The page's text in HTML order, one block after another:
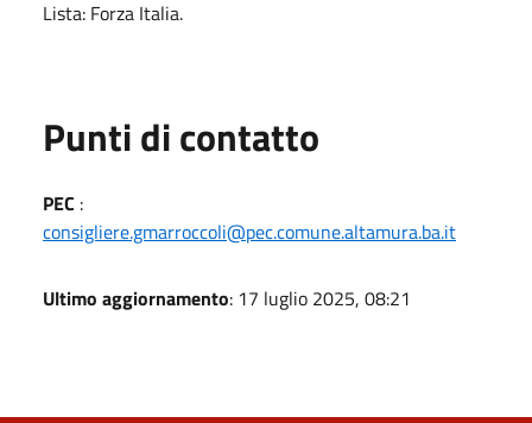
Lista: Forza Italia.
Punti di contatto
PEC :
consigliere.gmarroccoli@pec.comune.altamura.ba.it
Ultimo aggiornamento: 17 luglio 2025, 08:21